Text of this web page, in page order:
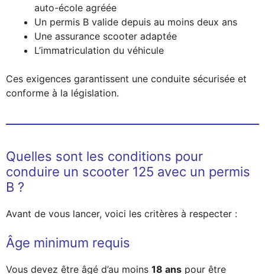
auto-école agréée
Un permis B valide depuis au moins deux ans
Une assurance scooter adaptée
L’immatriculation du véhicule
Ces exigences garantissent une conduite sécurisée et
conforme à la législation.
Quelles sont les conditions pour
conduire un scooter 125 avec un permis
B ?
Avant de vous lancer, voici les critères à respecter :
Âge minimum requis
Vous devez être âgé d’au moins 18 ans pour être